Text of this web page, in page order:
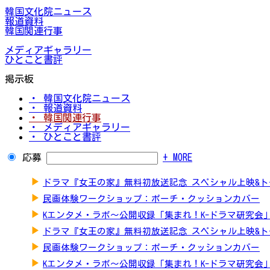
韓国文化院ニュース
報道資料
韓国関連行事
メディアギャラリー
ひとこと書評
掲示板
・ 韓国文化院ニュース
・ 報道資料
・ 韓国関連行事
・ メディアギャラリー
・ ひとこと書評
応募 + MORE
▶ ドラマ『女王の家』無料初放送記念 スペシャル上映&
▶ 民画体験ワークショップ：ポーチ・クッションカバー
▶ Kエンタメ・ラボ～公開収録「集まれ！K-ドラマ研究会」
▶ ドラマ『女王の家』無料初放送記念 スペシャル上映&
▶ 民画体験ワークショップ：ポーチ・クッションカバー
▶ Kエンタメ・ラボ～公開収録「集まれ！K-ドラマ研究会」